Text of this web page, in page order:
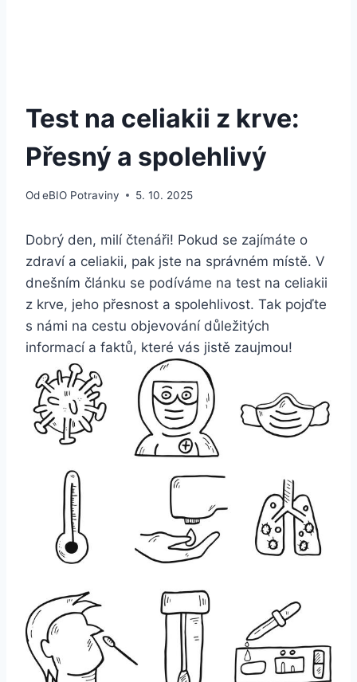
Test na celiakii z krve:
Přesný a spolehlivý
OdeBIO Potraviny 5. 10. 2025
Dobrý den, milí‍ čtenáři! Pokud se‌ zajímáte o
zdraví a celiakii,‌ pak jste⁤ na správném ‍místě. ‍V
dnešním článku se⁢ podíváme⁤ na test na celiakii
z krve, jeho přesnost a spolehlivost. Tak pojďte
s‌ námi⁢ na cestu objevování ​důležitých
⁢informací a​ faktů, které vás​ jistě zaujmou!